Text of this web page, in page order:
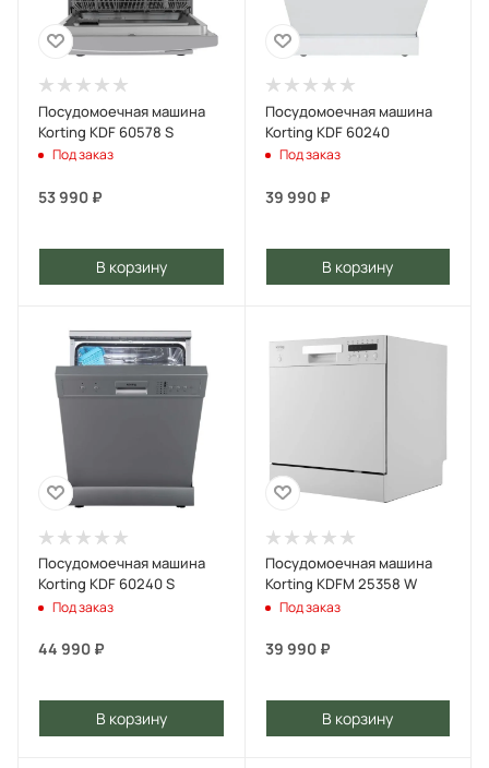
Посудомоечная машина
Korting KDF 60578 S
Под заказ
53 990 ₽
В корзину
Посудомоечная машина
Korting KDF 60240
Под заказ
39 990₽
В корзину
Посудомоечная машина
Korting KDF 60240 S
Под заказ
44 990 ₽
В корзину
Посудомоечная машина
Korting KDFM 25358 W
Под заказ
39 990₽
В корзину